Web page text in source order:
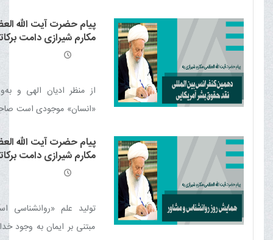
تعادل در امید و امیدآفرینی
پیام حضرت آیت الله
مکارم شیرازی دامت
دهمین کنفرانس بین
از منظر اديان الهی و
«انسان» موجودی است
شریف از مسیر فطرت و
گردد و حقوقی را نقض
پیام حضرت آیت الله
مکارم شیرازی دامت
همایش روز روانشناس
تولید علم «روانشناسی
مبتنی بر ایمان به وجود